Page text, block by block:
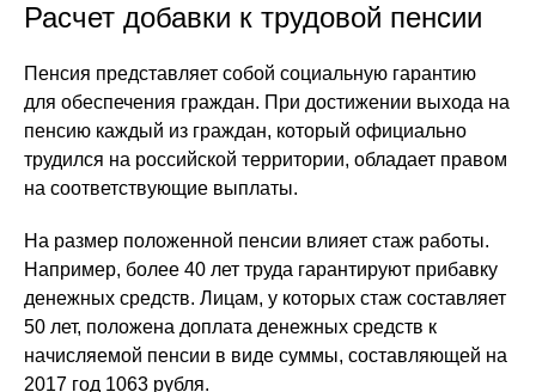
Расчет добавки к трудовой пенсии
Пенсия представляет собой социальную гарантию
для обеспечения граждан. При достижении выхода на
пенсию каждый из граждан, который официально
трудился на российской территории, обладает правом
на соответствующие выплаты.
На размер положенной пенсии влияет стаж работы.
Например, более 40 лет труда гарантируют прибавку
денежных средств. Лицам, у которых стаж составляет
50 лет, положена доплата денежных средств к
начисляемой пенсии в виде суммы, составляющей на
2017 год 1063 рубля.